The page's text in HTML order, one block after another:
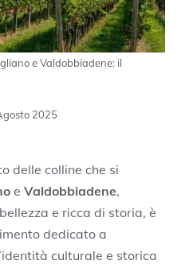
e Valdobbiadene: il
2025
delle colline che si
e Valdobbiadene,
e ricca di storia, è
dedicato a
culturale e storica